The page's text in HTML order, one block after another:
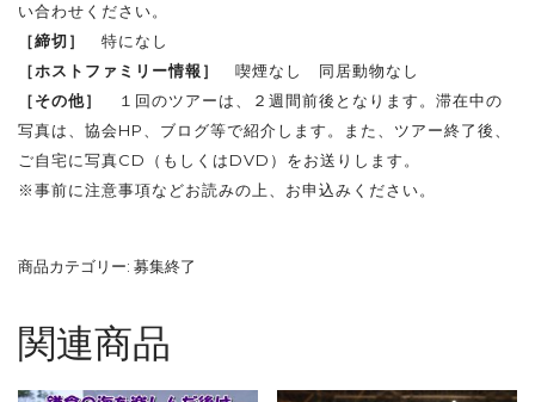
い合わせください。
［締切］
特になし
［ホストファミリー情報］
喫煙なし 同居動物なし
［その他］
１回のツアーは、２週間前後となります。滞在中の
写真は、協会HP、ブログ等で紹介します。また、ツアー終了後、
ご自宅に写真CD（もしくはDVD）をお送りします。
※事前に注意事項などお読みの上、お申込みください。
商品カテゴリー: 募集終了
関連商品